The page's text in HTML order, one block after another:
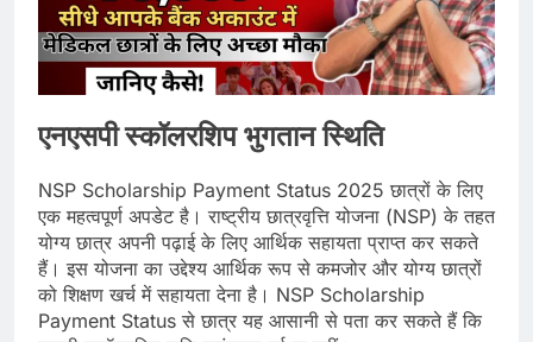
एनएसपी स्कॉलरशिप भुगतान स्थिति
NSP Scholarship Payment Status 2025 छात्रों के लिए
एक महत्वपूर्ण अपडेट है। राष्ट्रीय छात्रवृत्ति योजना (NSP) के तहत
योग्य छात्र अपनी पढ़ाई के लिए आर्थिक सहायता प्राप्त कर सकते
हैं। इस योजना का उद्देश्य आर्थिक रूप से कमजोर और योग्य छात्रों
को शिक्षण खर्च में सहायता देना है। NSP Scholarship
Payment Status से छात्र यह आसानी से पता कर सकते हैं कि